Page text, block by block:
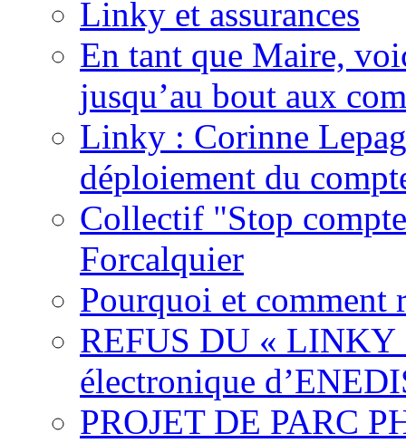
Linky et assurances
En tant que Maire,
jusqu’au bout aux
Linky : Corinne
déploiement du
Collectif "Stop
Forcalquier
Pourquoi et comment
REFUS DU « LINKY
électronique
PROJET DE PARC